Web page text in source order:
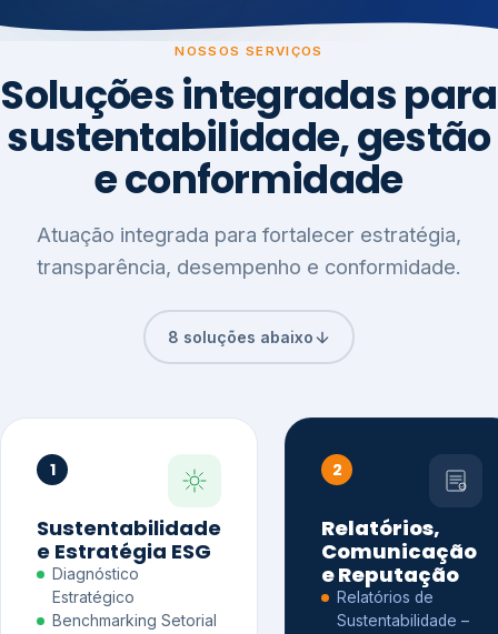
NOSSOS SERVIÇOS
Soluções integradas para
sustentabilidade, gestão
e conformidade
Atuação integrada para fortalecer estratégia,
transparência, desempenho e conformidade.
8 soluções abaixo
1
Sustentabilidade
e Estratégia ESG
Diagnóstico
Estratégico
Benchmarking Setorial
2
Relatórios,
Comunicação
e Reputação
Relatórios de
Sustentabilidade –